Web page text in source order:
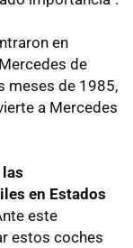
en
de
meses de 1985,
a Mercedes
las
en Estados
este
estos coches